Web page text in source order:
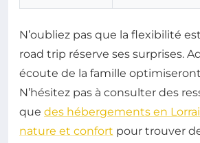
N’oubliez pas que la flexibilité
road trip réserve ses surprises.
écoute de la famille
N’hésitez pas à consulter des
que des hébergements en
nature et confort pour trouver